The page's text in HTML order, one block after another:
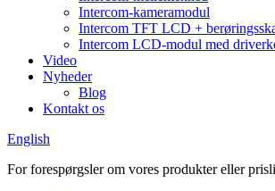
Intercom-kameramodul
Intercom TFT LCD +
Intercom LCD-modul med
Video
Nyheder
Blog
Kontakt os
English
For forespørgsler om vores produkter eller